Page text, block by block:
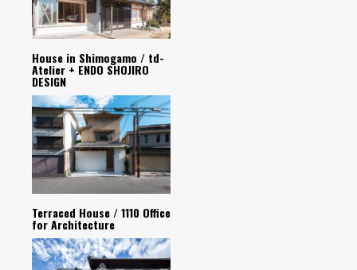
House in Shimogamo / td-
Atelier + ENDO SHOJIRO
DESIGN
Terraced House / 1110 Office
for Architecture